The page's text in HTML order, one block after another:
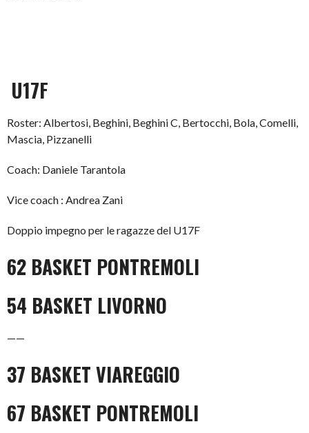
U17F
Roster: Albertosi, Beghini, Beghini C, Bertocchi, Bola, Comelli,
Mascia, Pizzanelli
Coach: Daniele Tarantola
Vice coach : Andrea Zani
Doppio impegno per le ragazze del U17F
62 BASKET PONTREMOLI
54 BASKET LIVORNO
——
37 BASKET VIAREGGIO
67 BASKET PONTREMOLI